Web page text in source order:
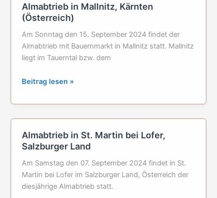
Almabtrieb in Mallnitz, Kärnten
(Österreich)
Am Sonntag den 15. September 2024 findet der
Almabtrieb mit Bauernmarkt in Mallnitz statt. Mallnitz
liegt im Tauerntal bzw. dem
Almabtrieb
Mallnitz,
Beitrag lesen »
Almabtrieb in St. Martin bei Lofer,
Salzburger Land
Am Samstag den 07. September 2024 findet in St.
Martin bei Lofer im Salzburger Land, Österreich der
diesjährige Almabtrieb statt.